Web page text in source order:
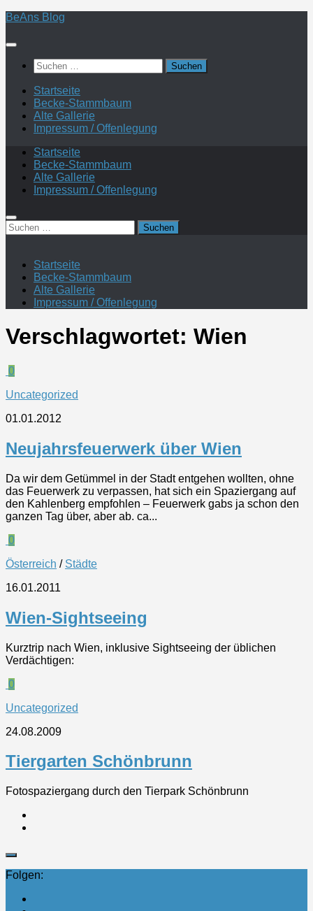
Zum
springen
BeAns Blog
Suchen
nach:
Startseite
Becke-Stammbaum
Alte Gallerie
Impressum / Offenlegung
Startseite
Becke-Stammbaum
Alte Gallerie
Impressum / Offenlegung
Suchen
nach:
Startseite
Becke-Stammbaum
Alte Gallerie
Impressum / Offenlegung
Verschlagwortet: Wien
0
Uncategorized
01.01.2012
Neujahrsfeuerwerk über Wien
Da wir dem Getümmel in der Stadt entgehen wollten, ohne
das Feuerwerk zu verpassen, hat sich ein Spaziergang auf
den Kahlenberg empfohlen – Feuerwerk gabs ja schon den
ganzen Tag über, aber ab. ca...
0
Österreich / Städte
16.01.2011
Wien-Sightseeing
Kurztrip nach Wien, inklusive Sightseeing der üblichen
Verdächtigen:
0
Uncategorized
24.08.2009
Tiergarten Schönbrunn
Fotospaziergang durch den Tierpark Schönbrunn
Folgen: